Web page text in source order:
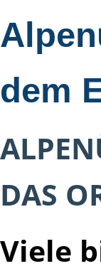
dem
DAS
Viele